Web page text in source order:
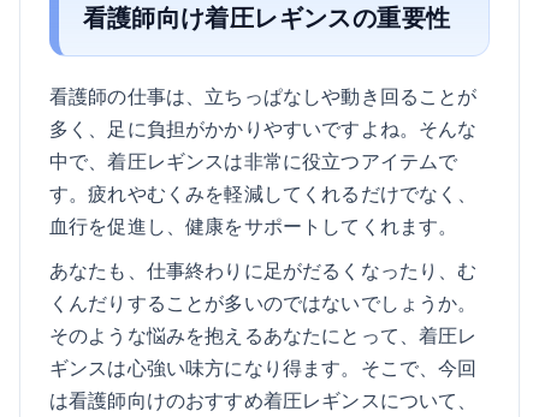
看護師向け着圧レギンスの重要性
看護師の仕事は、立ちっぱなしや動き回ることが
多く、足に負担がかかりやすいですよね。そんな
中で、着圧レギンスは非常に役立つアイテムで
す。疲れやむくみを軽減してくれるだけでなく、
血行を促進し、健康をサポートしてくれます。
あなたも、仕事終わりに足がだるくなったり、む
くんだりすることが多いのではないでしょうか。
そのような悩みを抱えるあなたにとって、着圧レ
ギンスは心強い味方になり得ます。そこで、今回
は看護師向けのおすすめ着圧レギンスについて、